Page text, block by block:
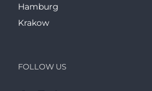
Hamburg
Krakow
FOLLOW US